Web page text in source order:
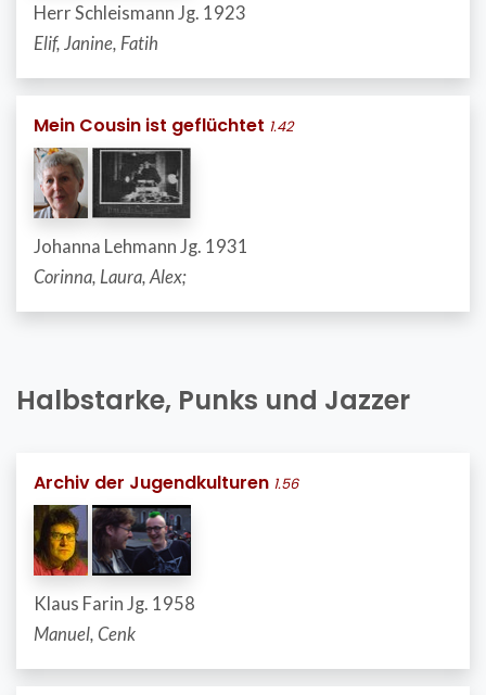
Herr Schleismann Jg. 1923
Elif, Janine, Fatih
Mein Cousin ist geflüchtet 1.42
Johanna Lehmann Jg. 1931
Corinna, Laura, Alex;
Halbstarke, Punks und Jazzer
Archiv der Jugendkulturen 1.56
Klaus Farin Jg. 1958
Manuel, Cenk